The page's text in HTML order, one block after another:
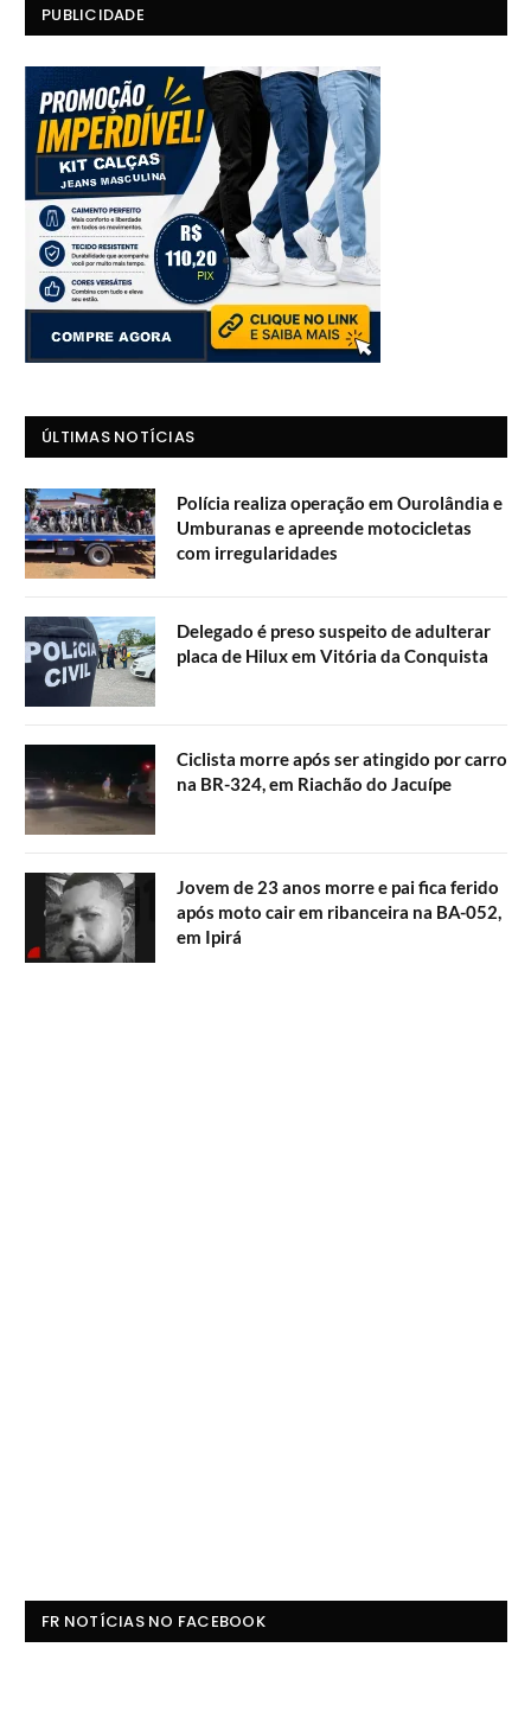
PUBLICIDADE
ÚLTIMAS NOTÍCIAS
Polícia realiza operação em Ourolândia e
Umburanas e apreende motocicletas
com irregularidades
Delegado é preso suspeito de adulterar
placa de Hilux em Vitória da Conquista
Ciclista morre após ser atingido por carro
na BR-324, em Riachão do Jacuípe
Jovem de 23 anos morre e pai fica ferido
após moto cair em ribanceira na BA-052,
em Ipirá
FR NOTÍCIAS NO FACEBOOK